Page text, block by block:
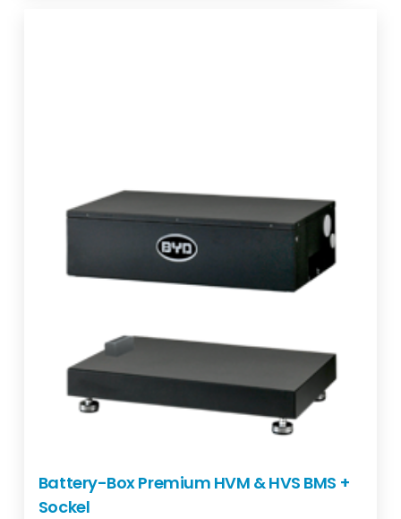
Battery-Box Premium HVM & HVS BMS +
Sockel